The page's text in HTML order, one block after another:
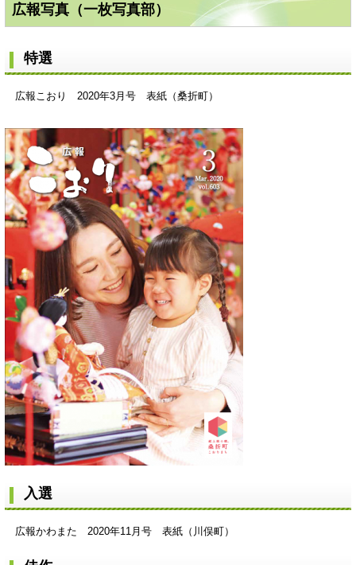
広報写真（一枚写真部）
特選
広報こおり 2020年3月号 表紙（桑折町）
入選
広報かわまた 2020年11月号 表紙（川俣町）